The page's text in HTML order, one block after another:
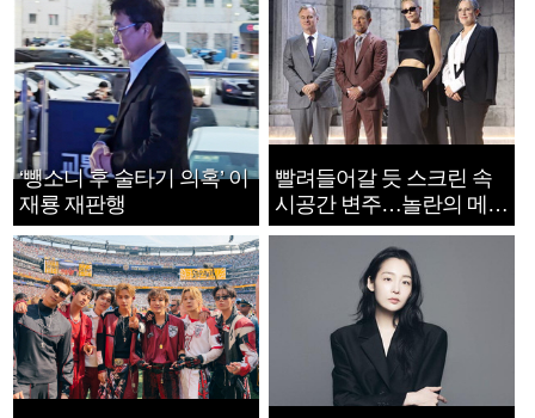
‘뺑소니 후 술타기 의혹’ 이
재룡 재판행
빨려들어갈 듯 스크린 속
시공간 변주…놀란의 메시
지는 ‘전쟁 속죄’